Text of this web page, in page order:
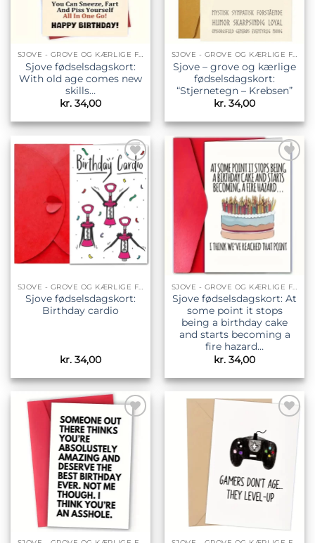
SJOVE - GROVE OG KÆRLIGE FØDSELSDAGSKORT
Sjove fødselsdagskort:
With old age comes new
skills…
kr. 34,00
SJOVE - GROVE OG KÆRLIGE FØDSELSDAGSKORT
Sjove – grove og kærlige
fødselsdagskort:
“Stjernetegn – Krebsen”
kr. 34,00
Tilføj til
ønskeliste
SJOVE - GROVE OG KÆRLIGE FØDSELSDAGSKORT
Sjove fødselsdagskort:
Birthday cardio
kr. 34,00
Tilføj til
ønskeliste
SJOVE - GROVE OG KÆRLIGE FØDSELSDAGSKORT
Sjove fødselsdagskort: At
some point it stops
being a birthday cake
and starts becoming a
fire hazard…
kr. 34,00
Tilføj til
ønskeliste
ønskeliste